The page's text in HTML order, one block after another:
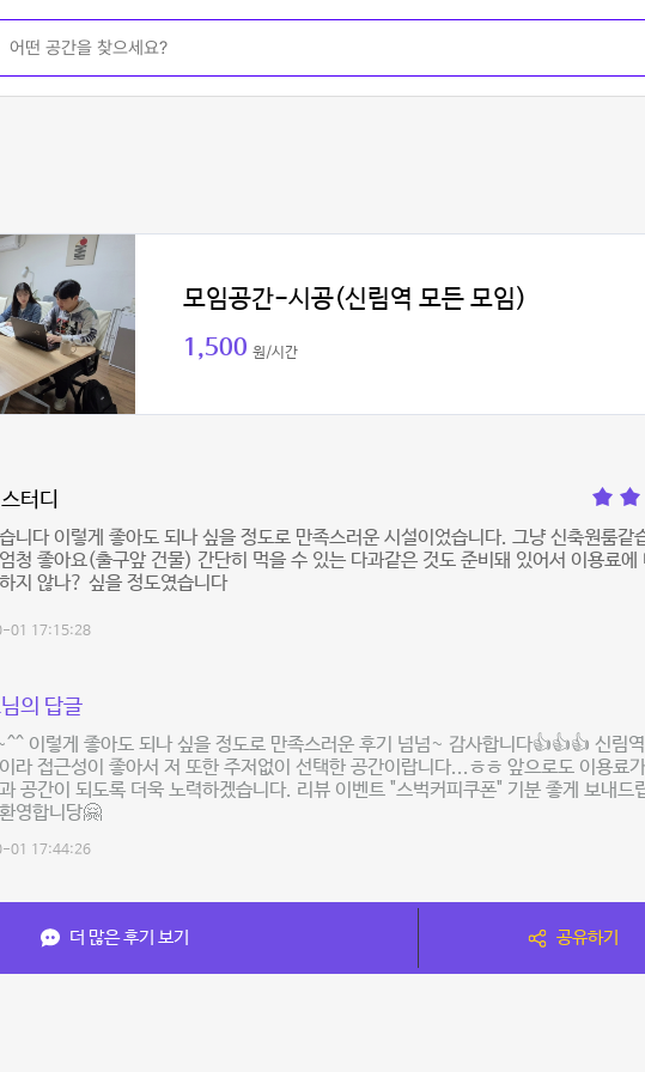
모임공간-시공(신림역 모든 모임)
1,500 원/시간
터디
니다 이렇게 좋아도 되나 싶을 정도로 만족스러운 시설이었습니다. 그냥 신축원룸같
청 좋아요(출구앞 건물) 간단히 먹을 수 있는 다과같은 것도 준비돼 있어서 이용료에
지 않나? 싶을 정도였습니다
01 17:15:28
의 답글
이렇게 좋아도 되나 싶을 정도로 만족스러운 후기 넘넘~ 감사합니다👍👍👍 신림
라 접근성이 좋아서 저 또한 주저없이 선택한 공간이랍니다...ㅎㅎ 앞으로도 이용료
공간이 되도록 더욱 노력하겠습니다. 리뷰 이벤트 "스벅커피쿠폰" 기분 좋게 보내드
영합니당🤗
01 17:44:26
더 많은 후기 보기 공유하기